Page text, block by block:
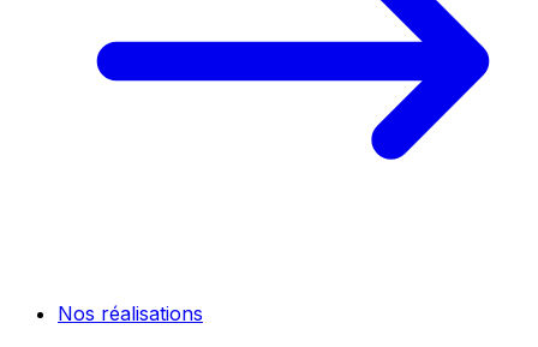
Nos réalisations